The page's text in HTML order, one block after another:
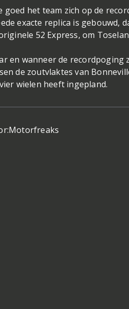
goed het team zich op de
exacte replica is gebouwd,
52 Express, om
en wanneer de
de zoutvlaktes van
wielen heeft ingepland.
Motorfreaks